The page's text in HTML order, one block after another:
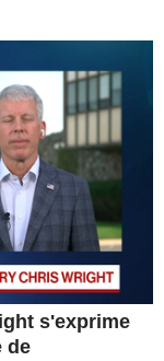
s'exprime
de